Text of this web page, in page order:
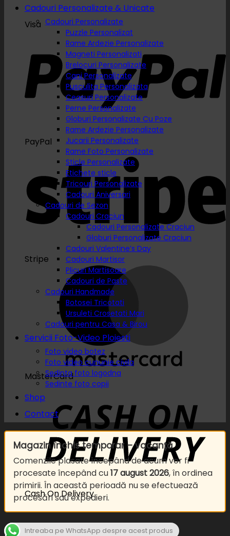
Visa
PayPal
Stripe
MasterCard
Cash On Delivery
Cadouri Personalizate & Unicate
Cadouri Personalizate
Puzzle Personalizat
Rame Ardezie Personalizate
Magneti Personalizati
Brelocuri Personalizate
Cani Personalizate
Pusculita Personalizata
Ceasuri Personalizate
Perne Personalizate
Globuri Personalizate Cu Poze
Rame Ardezie Personalizate
Jucarii Personalizate
Rame Foto Personalizate
Sticle Personalizate
Etichete sticle
Tricouri Personalizate
Cadouri Aniversari
Cadouri de Sezon
Cadouri Craciun
Cadouri Personalizate Craciun
Globuri Personalizate Craciun
Cadouri Valentine’s Day
Cadouri Martisor
Plicuri Martisoare
Cadouri de Paste
Cadouri Handmade
Botosei Tricotati
Ursuleti Crosetati Mari
Cadouri pentru Casa & Birou
Servicii Foto-Video Ploiesti
Foto video botez
Foto video cununie civila
Sedinta foto logodna
Sedinte foto copii
Shop
Contact
Magazin închis temporar – vacanță
Comenzile plasate începând de acum vor fi
procesate începând cu17 august 2026, în ordinea
primirii. În această perioadă nu se efectuează
procesări sau expedieri.
Intreaba pe WhatsApp despre acest produs